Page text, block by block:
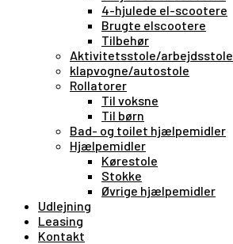
4-hjulede el-scootere
Brugte elscootere
Tilbehør
Aktivitetsstole/arbejdsstole
klapvogne/autostole
Rollatorer
Til voksne
Til børn
Bad- og toilet hjælpemidler
Hjælpemidler
Kørestole
Stokke
Øvrige hjælpemidler
Udlejning
Leasing
Kontakt